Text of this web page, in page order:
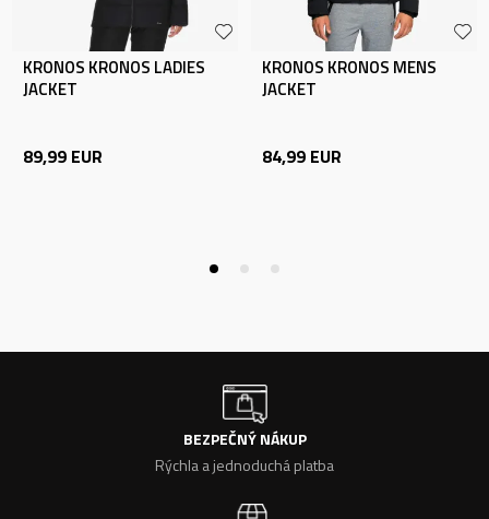
KRONOS KRONOS LADIES
JACKET
89,99 EUR
KRONOS KRONOS MENS
JACKET
84,99 EUR
BEZPEČNÝ NÁKUP
Rýchla a jednoduchá platba